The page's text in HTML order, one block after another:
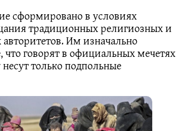
сформировано в условиях
традиционных религиозных и
авторитетов. Им изначально
что говорят в официальных мечетях
только подпольные